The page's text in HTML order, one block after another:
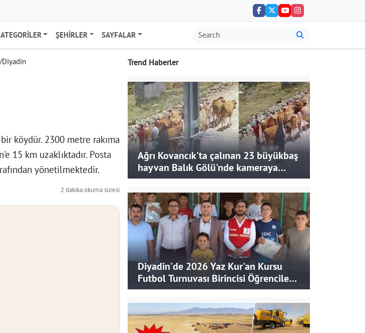
ŞEHIRLER SAYFALAR
Diyadin
köydür. 2300 metre rakıma
15 km uzaklıktadır. Posta
yönetilmektedir.
2 dakika okuma süresi
Trend Haberler
Ağrı Kovancık'ta çalınan 23 büyükbaş
hayvan Balık Gölü'nde kameraya
takıldı
Diyadin'de 2026 Yaz Kur'an Kursu
Futbol Turnuvası Birincisi Öğrencilere
Hediye